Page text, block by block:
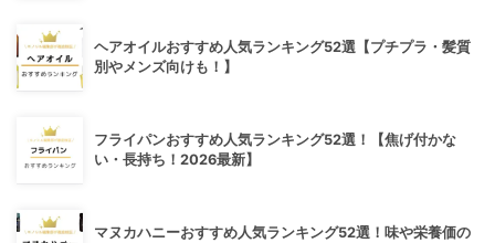
ヘアオイルおすすめ人気ランキング52選【プチプラ・髪質
別やメンズ向けも！】
フライパンおすすめ人気ランキング52選！【焦げ付かな
い・長持ち！2026最新】
マヌカハニーおすすめ人気ランキング52選！味や栄養価の